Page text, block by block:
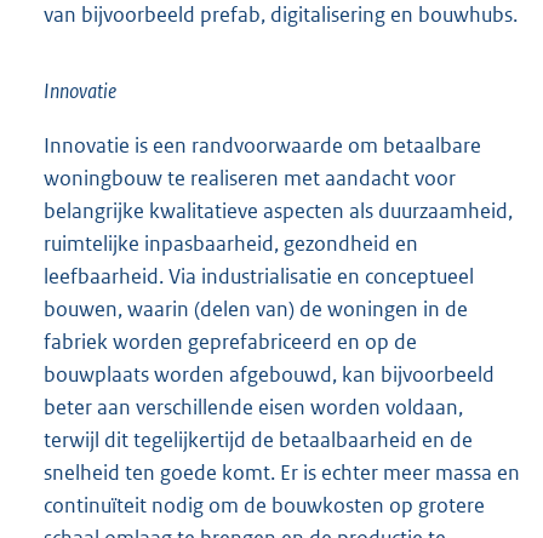
van bijvoorbeeld prefab, digitalisering en bouwhubs.
Innovatie
Innovatie is een randvoorwaarde om betaalbare
woningbouw te realiseren met aandacht voor
belangrijke kwalitatieve aspecten als duurzaamheid,
ruimtelijke inpasbaarheid, gezondheid en
leefbaarheid. Via industrialisatie en conceptueel
bouwen, waarin (delen van) de woningen in de
fabriek worden geprefabriceerd en op de
bouwplaats worden afgebouwd, kan bijvoorbeeld
beter aan verschillende eisen worden voldaan,
terwijl dit tegelijkertijd de betaalbaarheid en de
snelheid ten goede komt. Er is echter meer massa en
continuïteit nodig om de bouwkosten op grotere